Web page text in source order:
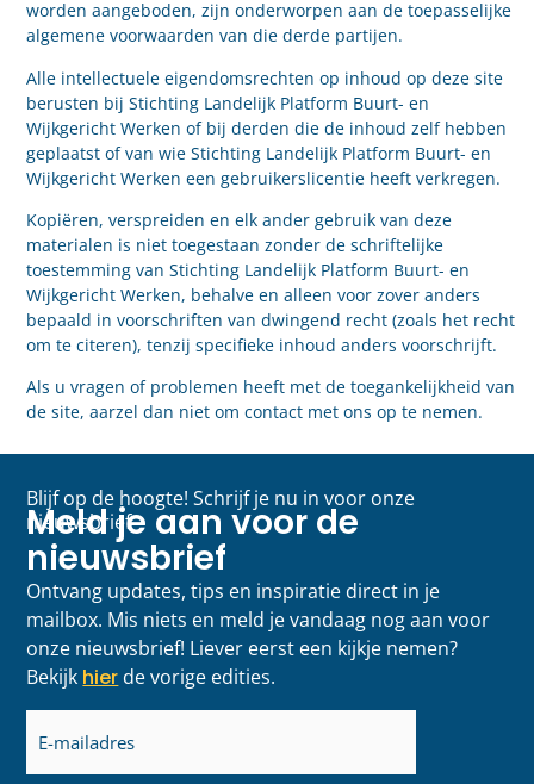
worden aangeboden, zijn onderworpen aan de toepasselijke
algemene voorwaarden van die derde partijen.
Alle intellectuele eigendomsrechten op inhoud op deze site
berusten bij Stichting Landelijk Platform Buurt- en
Wijkgericht Werken of bij derden die de inhoud zelf hebben
geplaatst of van wie Stichting Landelijk Platform Buurt- en
Wijkgericht Werken een gebruikerslicentie heeft verkregen.
Kopiëren, verspreiden en elk ander gebruik van deze
materialen is niet toegestaan zonder de schriftelijke
toestemming van Stichting Landelijk Platform Buurt- en
Wijkgericht Werken, behalve en alleen voor zover anders
bepaald in voorschriften van dwingend recht (zoals het recht
om te citeren), tenzij specifieke inhoud anders voorschrijft.
Als u vragen of problemen heeft met de toegankelijkheid van
de site, aarzel dan niet om contact met ons op te nemen.
Blijf op de hoogte! Schrijf je nu in voor onze
nieuwsbrief
Meld je aan voor de
nieuwsbrief
Ontvang updates, tips en inspiratie direct in je
mailbox. Mis niets en meld je vandaag nog aan voor
onze nieuwsbrief! Liever eerst een kijkje nemen?
Bekijk hier de vorige edities.
E-
mailadres
(Vereist)